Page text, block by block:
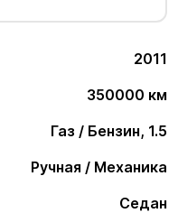
2011
350000 км
Газ / Бензин, 1.5
Ручная / Механика
Седан